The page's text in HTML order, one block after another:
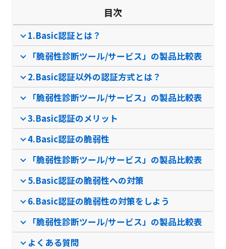
製品名
サービス資料
無料ダウンロード
ソフト種別
推奨環境
サポート
なし
なし
電話 / メール / チャット
電話 / メール / チャット
目次
1.Basic認証とは？
「脆弱性診断ツール/サービス」の製品比較表
2.Basic認証以外の認証方式とは？
「脆弱性診断ツール/サービス」の製品比較表
3.Basic認証のメリット
4.Basic認証の脆弱性
「脆弱性診断ツール/サービス」の製品比較表
5.Basic認証の脆弱性への対策
6.Basic認証の脆弱性の対策をしよう
「脆弱性診断ツール/サービス」の製品比較表
よくある質問